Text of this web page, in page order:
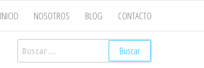
INICIO NOSOTROS BLOG CONTACTO
Buscar: